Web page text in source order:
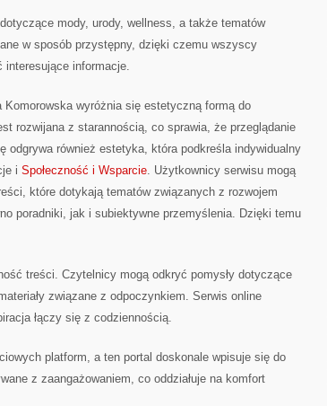
mody, urody, wellness, a także tematów
w sposób przystępny, dzięki czemu wszyscy
interesujące informacje.
wyróżnia się estetyczną formą do
rozwijana z starannością, co sprawia, że przeglądanie
odgrywa również estetyka, która podkreśla indywidualny
i Społeczność i Wsparcie. Użytkownicy serwisu mogą
które dotykają tematów związanych z rozwojem
poradniki, jak i subiektywne przemyślenia. Dzięki temu
treści. Czytelnicy mogą odkryć pomysły dotyczące
związane z odpoczynkiem. Serwis online
łączy się z codziennością.
platform, a ten portal doskonale wpisuje się do
z zaangażowaniem, co oddziałuje na komfort